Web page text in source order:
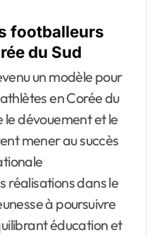
footballeurs
du Sud
un modèle pour
en Corée du
dévouement et le
mener au succès
réalisations dans le
à poursuivre
éducation et